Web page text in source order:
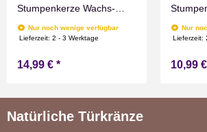
Stumpenkerze Wachs-
Optik Rot mit Timer
Flammen Effect für
hoch
Nur noch wenige verfügbar
Lieferzeit:2 - 3 Werktage
14,99 € *
Optik
hoch
Nur
Lieferzeit:
10,99 €
Natürliche Türkränze